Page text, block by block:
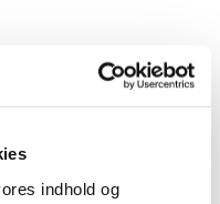
indhold og
af